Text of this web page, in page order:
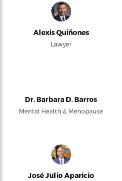
Alexis Quiñones
Lawyer
Dr. Barbara D. Barros
Mental Health & Menopause
José Julio Aparicio